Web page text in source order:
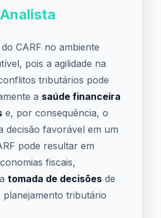
CARF no ambiente
pois a agilidade na
tributários pode
a saúde financeira
e, por consequência, o
decisão favorável em um
pode resultar em
fiscais,
tomada de decisões de
planejamento tributário